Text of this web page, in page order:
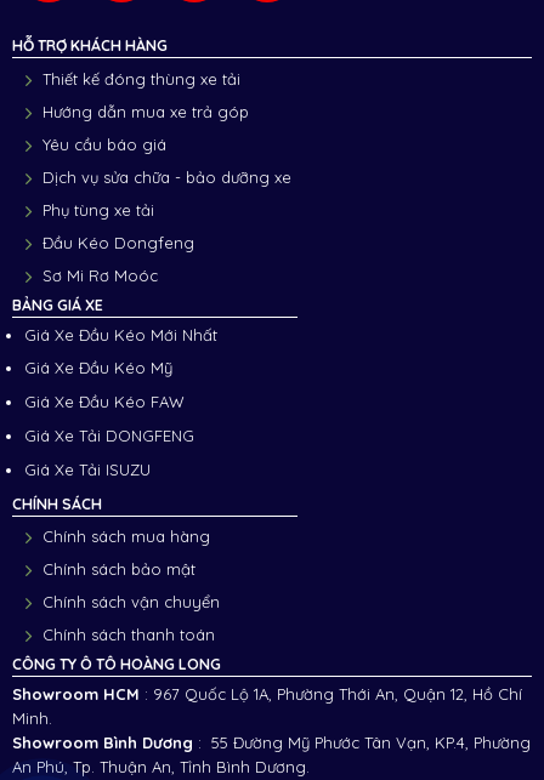
HỖ TRỢ KHÁCH HÀNG
Thiết kế đóng thùng xe tải
Hướng dẫn mua xe trả góp
Yêu cầu báo giá
Dịch vụ sửa chữa - bảo dưỡng xe
Phụ tùng xe tải
Đầu Kéo Dongfeng
Sơ Mi Rơ Moóc
BẢNG GIÁ XE
Giá Xe Đầu Kéo Mới Nhất
Giá Xe Đầu Kéo Mỹ
Giá Xe Đầu Kéo FAW
Giá Xe Tải DONGFENG
Giá Xe Tải ISUZU
CHÍNH SÁCH
Chính sách mua hàng
Chính sách bảo mật
Chính sách vận chuyển
Chính sách thanh toán
CÔNG TY Ô TÔ HOÀNG LONG
Showroom HCM : 967 Quốc Lộ 1A, Phường Thới An, Quận 12, Hồ Chí
Minh.
Showroom Bình Dương : 55 Đường Mỹ Phước Tân Vạn, KP.4, Phường
An Phú, Tp. Thuận An, Tỉnh Bình Dương.